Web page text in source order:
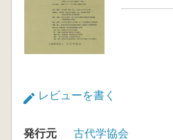
レビューを書く
発行元
古代学協会